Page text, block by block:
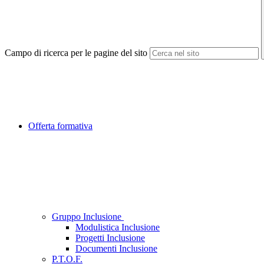
Campo di ricerca per le pagine del sito
Offerta formativa
Gruppo Inclusione
Modulistica Inclusione
Progetti Inclusione
Documenti Inclusione
P.T.O.F.